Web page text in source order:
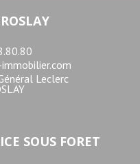
Leclerc
SOUS FORET